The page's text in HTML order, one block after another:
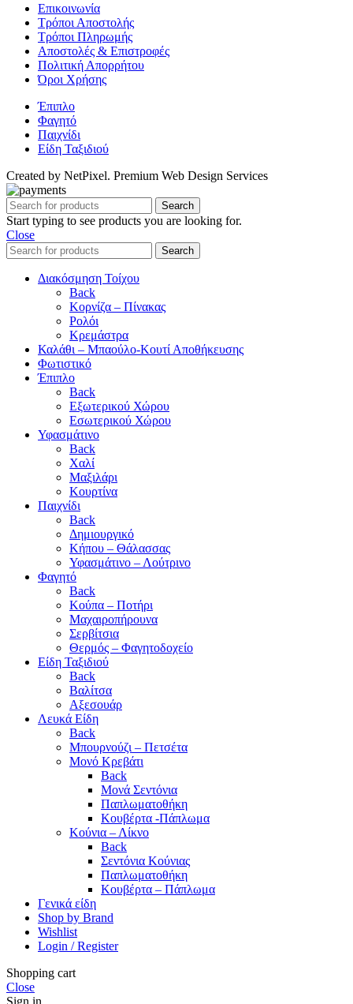
Επικοινωνία
Τρόποι Αποστολής
Τρόποι Πληρωμής
Αποστολές & Επιστροφές
Πολιτική Απορρήτου
Όροι Χρήσης
Έπιπλο
Φαγητό
Παιχνίδι
Είδη Ταξιδιού
Created by NetPixel. Premium Web Design Services
Search
Start typing to see products you are looking for.
Close
Search
Διακόσμηση Τοίχου
Back
Κορνίζα – Πίνακας
Ρολόι
Κρεμάστρα
Καλάθι – Μπαούλο-Κουτί Αποθήκευσης
Φωτιστικό
Έπιπλο
Back
Εξωτερικού Χώρου
Εσωτερικού Χώρου
Υφασμάτινο
Back
Χαλί
Μαξιλάρι
Κουρτίνα
Παιχνίδι
Back
Δημιουργικό
Κήπου – Θάλασσας
Υφασμάτινο – Λούτρινο
Φαγητό
Back
Κούπα – Ποτήρι
Μαχαιροπήρουνα
Σερβίτσια
Θερμός – Φαγητοδοχείο
Είδη Ταξιδιού
Back
Βαλίτσα
Αξεσουάρ
Λευκά Είδη
Back
Μπουρνούζι – Πετσέτα
Μονό Κρεβάτι
Back
Μονά Σεντόνια
Παπλωματοθήκη
Κουβέρτα -Πάπλωμα
Κούνια – Λίκνο
Back
Σεντόνια Κούνιας
Παπλωματοθήκη
Κουβέρτα – Πάπλωμα
Γενικά είδη
Shop by Brand
Wishlist
Login / Register
Shopping cart
Close
Sign in